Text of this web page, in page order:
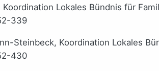
Koordination Lokales Bündnis für
339
Steinbeck, Koordination Lokales
430